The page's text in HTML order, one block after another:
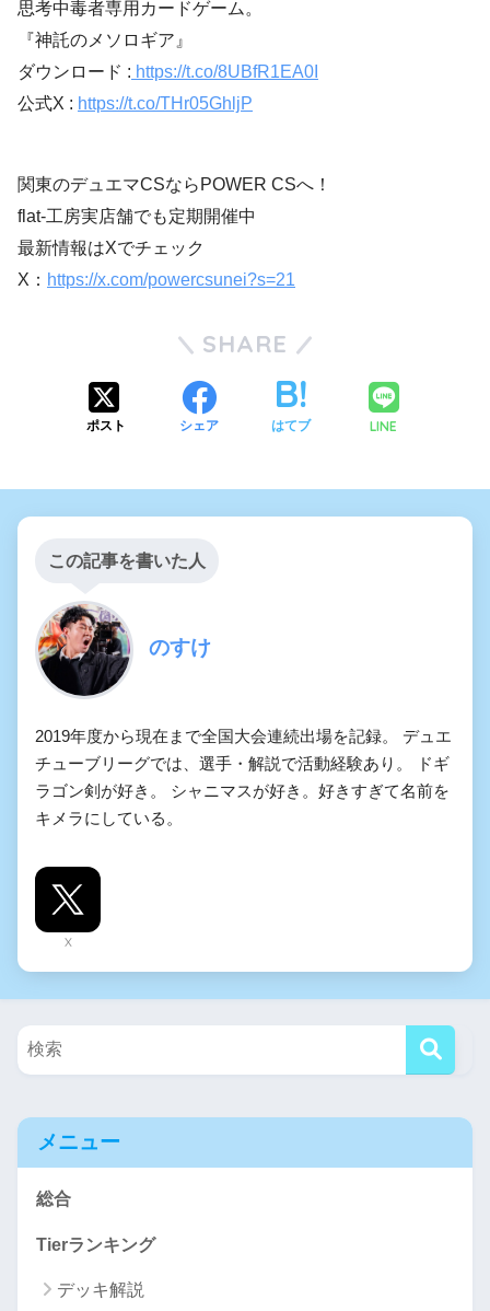
思考中毒者専用カードゲーム。
『神託のメソロギア』
ダウンロード : https://t.co/8UBfR1EA0I
公式X : https://t.co/THr05GhljP
関東のデュエマCSならPOWER CSへ！
flat-工房実店舗でも定期開催中
最新情報はXでチェック
X： https://x.com/powercsunei?s=21
SHARE
ポスト シェア はてブ LINE
この記事を書いた人
のすけ
2019年度から現在まで全国大会連続出場を記録。 デュエ
チューブリーグでは、選手・解説で活動経験あり。 ドギ
ラゴン剣が好き。 シャニマスが好き。好きすぎて名前を
キメラにしている。
X
メニュー
総合
Tierランキング
デッキ解説